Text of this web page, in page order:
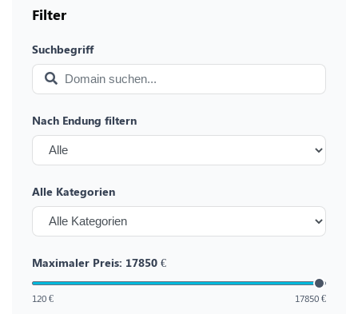
Filter
Suchbegriff
Nach Endung filtern
Alle Kategorien
Maximaler Preis: 17850 €
120 € 17850 €